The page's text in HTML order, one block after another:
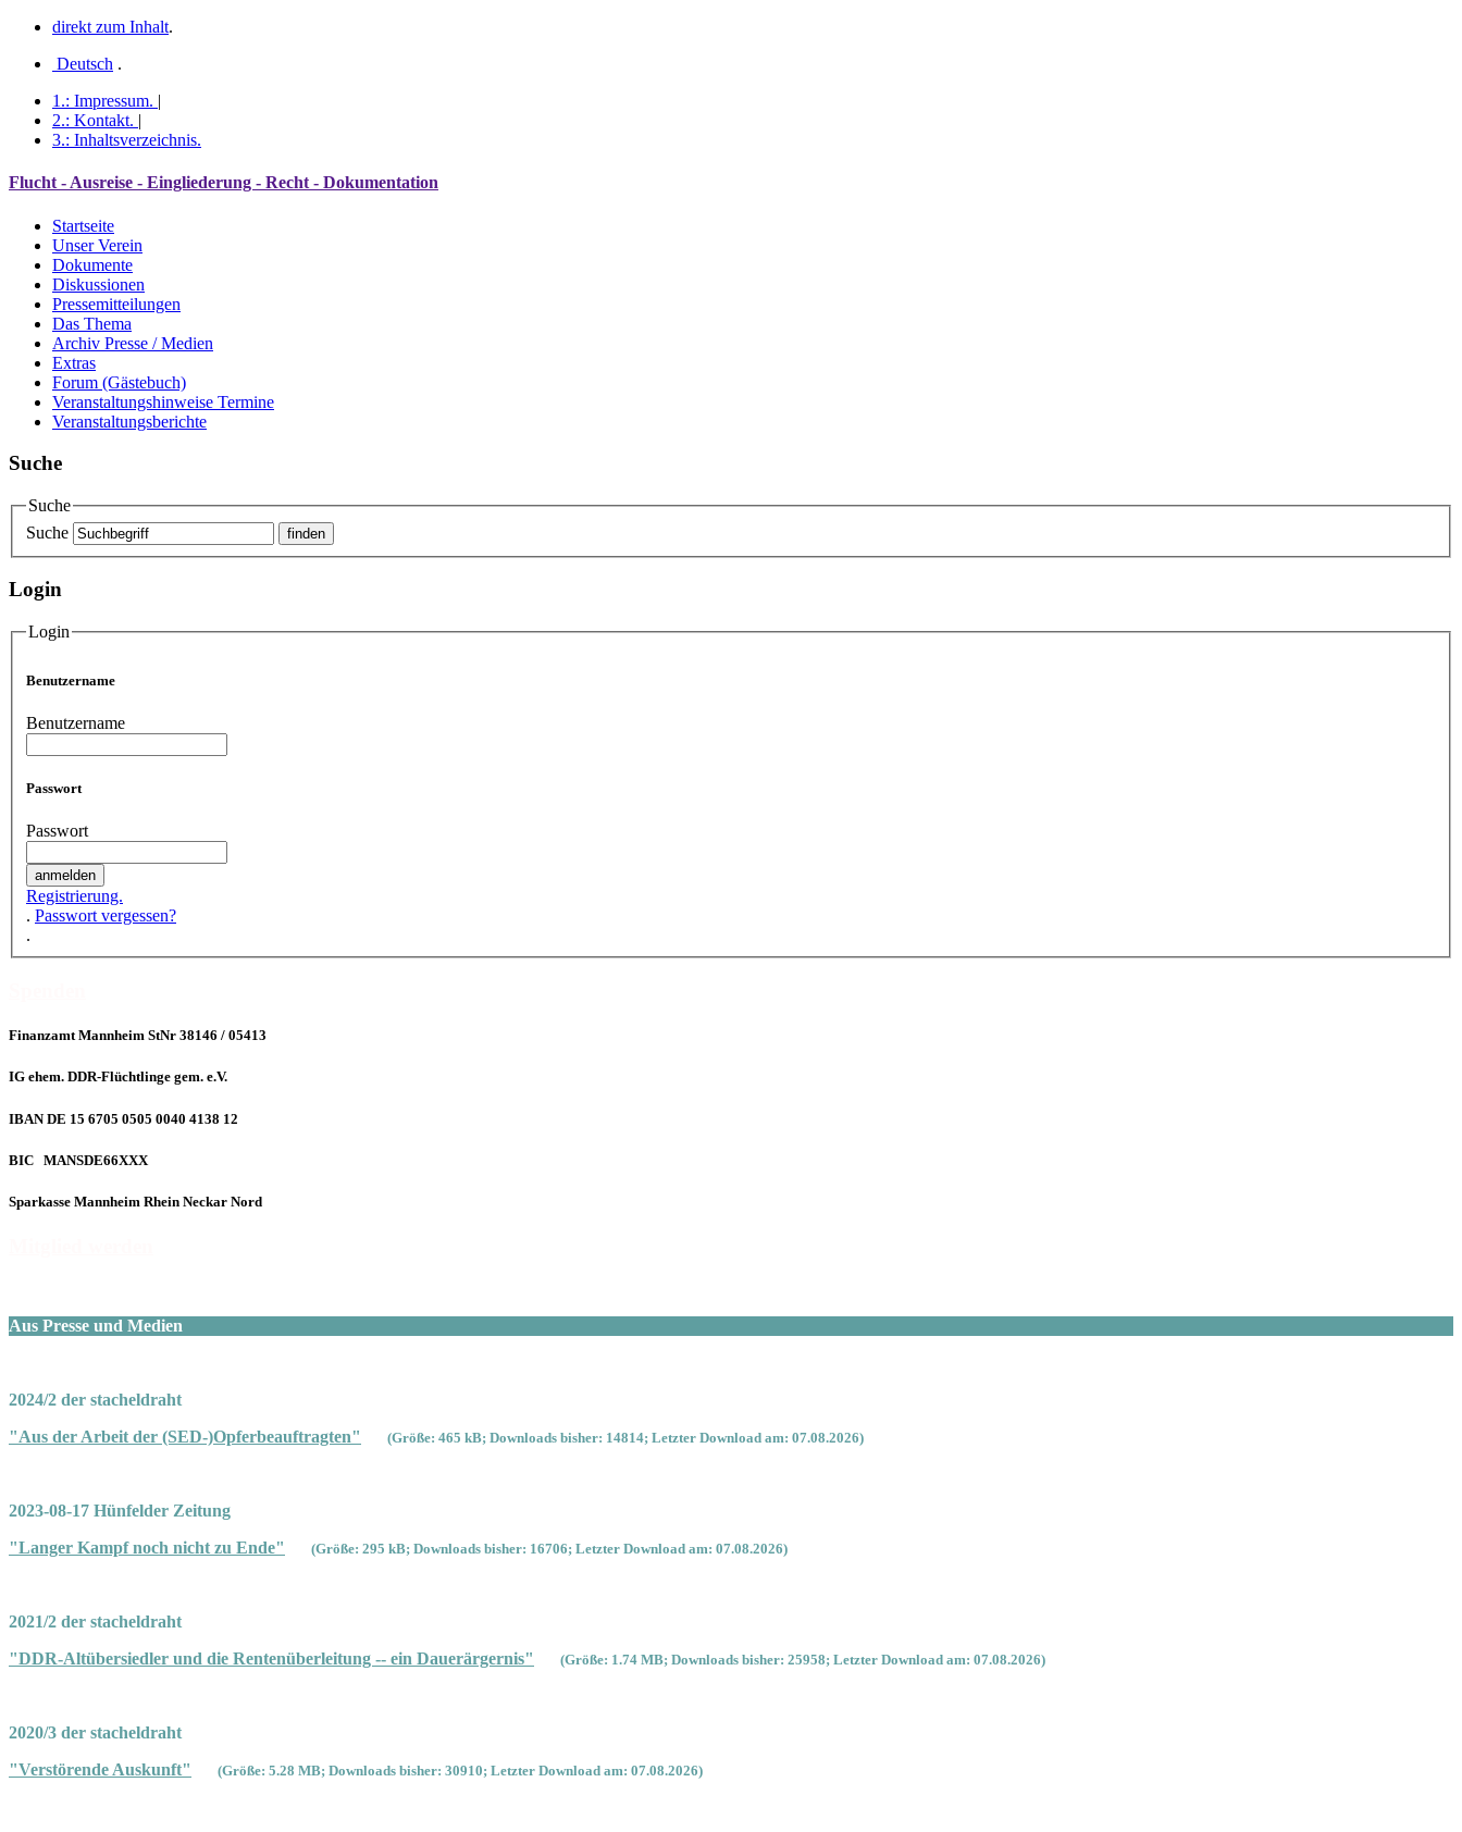
direkt zum Inhalt.
Deutsch .
1.: Impressum. |
2.: Kontakt. |
3.: Inhaltsverzeichnis.
Flucht - Ausreise - Eingliederung - Recht - Dokumentation
Startseite
Unser Verein
Dokumente
Diskussionen
Pressemitteilungen
Das Thema
Archiv Presse / Medien
Extras
Forum (Gästebuch)
Veranstaltungshinweise Termine
Veranstaltungsberichte
Suche
Suche
Suche
Login
Login
Benutzername
Benutzername
Passwort
Passwort
Registrierung.
. Passwort vergessen?
.
Finanzamt Mannheim StNr 38146 / 05413
IG ehem. DDR-Flüchtlinge gem. e.V.
IBAN DE 15 6705 0505 0040 4138 12
BIC MANSDE66XXX
Sparkasse Mannheim Rhein Neckar Nord
Aus Presse und Medien
2024/2 der stacheldraht
"Aus der Arbeit der (SED-)Opferbeauftragten"
(Größe: 465 kB; Downloads bisher: 14814; Letzter Download am: 07.08.2026)
2023-08-17 Hünfelder Zeitung
"Langer Kampf noch nicht zu Ende"
(Größe: 295 kB; Downloads bisher: 16706; Letzter Download am: 07.08.2026)
2021/2 der stacheldraht
"DDR-Altübersiedler und die Rentenüberleitung -- ein Dauerärgernis"
(Größe: 1.74 MB; Downloads bisher: 25958; Letzter Download am: 07.08.2026)
2020/3 der stacheldraht
"Verstörende Auskunft"
(Größe: 5.28 MB; Downloads bisher: 30910; Letzter Download am: 07.08.2026)